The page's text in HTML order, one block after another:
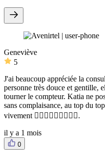
Geneviève
5
J'ai beaucoup appréciée la
personne très douce et gentille,
tourner le compteur. Katia ne
sans complaisance, au top du
vivement 👍🏻👍🏻👍🏻🥰🥰🥰.
il y a 1 mois
0